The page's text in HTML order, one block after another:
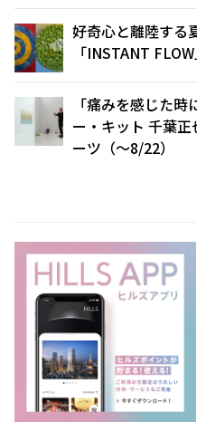
好奇心と離陸す
「INSTANT
「痛みを感じた
ー・キット 千葉
ーツ（〜8/22）